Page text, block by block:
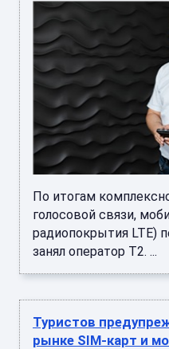
По итогам
голосовой связи,
радиопокрытия LTE)
занял оператор Т2. ...
Туристов
рынке SIM‑карт и